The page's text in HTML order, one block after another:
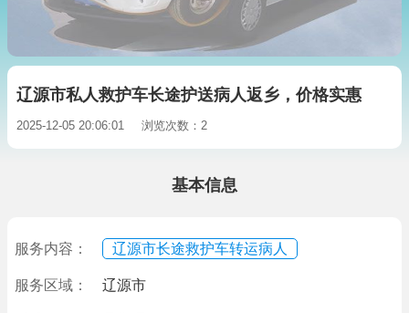
辽源市私人救护车长途护送病人返乡，价格实惠
2025-12-05 20:06:01 浏览次数：2
基本信息
服务内容： 辽源市长途救护车转运病人
服务区域： 辽源市